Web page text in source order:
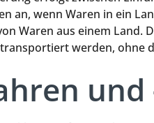
an, wenn Waren in ein
Waren aus einem
werden, ohne